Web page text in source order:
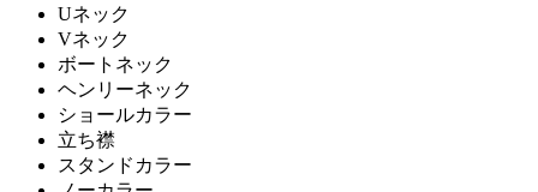
Uネック
Vネック
ボートネック
ヘンリーネック
ショールカラー
立ち襟
スタンドカラー